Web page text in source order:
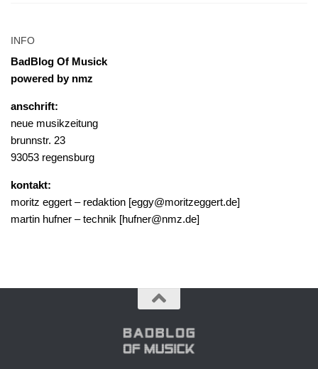
INFO
BadBlog Of Musick
powered by nmz
anschrift:
neue musikzeitung
brunnstr. 23
93053 regensburg
kontakt:
moritz eggert – redaktion [eggy@moritzeggert.de]
martin hufner – technik [hufner@nmz.de]